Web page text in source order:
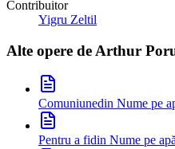
Contribuitor
Yigru Zeltil
Alte opere de Arthur
Comuniunedin Nume pe
Pentru a fidin Nume pe